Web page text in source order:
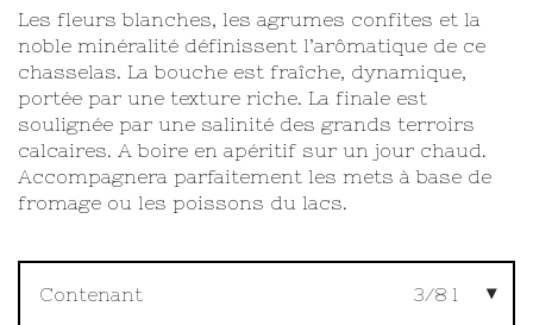
Les fleurs blanches, les agrumes confites et la
noble minéralité définissent l’arômatique de ce
chasselas. La bouche est fraîche, dynamique,
portée par une texture riche. La finale est
soulignée par une salinité des grands terroirs
calcaires. A boire en apéritif sur un jour chaud.
Accompagnera parfaitement les mets à base de
fromage ou les poissons du lacs.
CHF 7.70
à
CHF 14.50
Contenant 3/8 l